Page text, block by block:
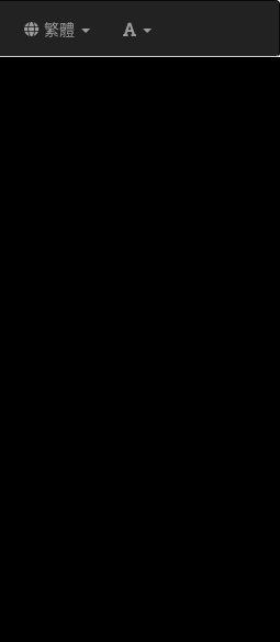
繁體